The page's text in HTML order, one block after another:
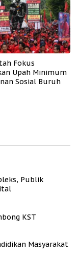
Fokus
Upah Minimum
Sosial Buruh
Publik
KST
Masyarakat